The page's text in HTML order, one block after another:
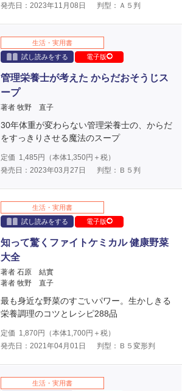
発売日：2023年11月08日
判型：Ａ５判
生活・実用書
試し読みをする
電子版
管理栄養士が考えた からだおそうじス
ープ
著者 牧野 直子
30年体重が変わらない管理栄養士の、からだ
をすっきりさせる魔法のスープ
定価 1,485 円（本体1,350円＋税）
発売日：2023年03月27日
判型：Ｂ５判
生活・実用書
試し読みをする
電子版
知って驚くファイトケミカル 健康野菜
大全
著者 石原 結實
著者 牧野 直子
最も身近な野菜のすごいパワー。生かしきる
栄養調理のコツとレシピ288品
定価 1,870円（本体1,700円＋税）
発売日：2021年04月01日
判型：Ｂ５変形判
生活・実用書